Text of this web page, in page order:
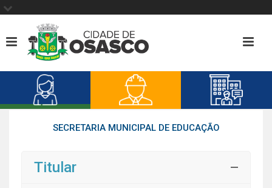
SECRETARIA MUNICIPAL DE EDUCAÇÃO
Titular